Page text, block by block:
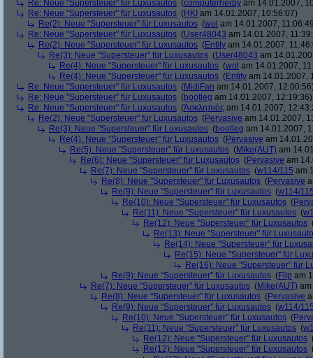
Re: Neue "Supersteuer" für Luxusautos (computerherby am 14.01.2007,
Re: Neue "Supersteuer" für Luxusautos (HKI am 14.01.2007, 10:56:07)
Re(2): Neue "Supersteuer" für Luxusautos (wol am 14.01.2007,
Re: Neue "Supersteuer" für Luxusautos (User48043 am 14.01.2007,
Re(2): Neue "Supersteuer" für Luxusautos (Entity am 14.01.2007,
Re(3): Neue "Supersteuer" für Luxusautos (User48043 am
Re(4): Neue "Supersteuer" für Luxusautos (wol am 14.01.2007,
Re(4): Neue "Supersteuer" für Luxusautos (Entity am 14.01.2007,
Re: Neue "Supersteuer" für Luxusautos (MidiFan am 14.01.2007,
Re: Neue "Supersteuer" für Luxusautos (bootleg am 14.01.2007, 12:19:36)
Re: Neue "Supersteuer" für Luxusautos (Ἀσκληπιός am 14.01.2007,
Re(2): Neue "Supersteuer" für Luxusautos (Pervasive am 14.01.2007,
Re(3): Neue "Supersteuer" für Luxusautos (bootleg am 14.01.2007,
Re(4): Neue "Supersteuer" für Luxusautos (Pervasive am
Re(5): Neue "Supersteuer" für Luxusautos (Mike(AUT) am
Re(6): Neue "Supersteuer" für Luxusautos (Pervasive am
Re(7): Neue "Supersteuer" für Luxusautos (w114/115 am
Re(8): Neue "Supersteuer" für Luxusautos (Pervasive
Re(9): Neue "Supersteuer" für Luxusautos (w114/
Re(10): Neue "Supersteuer" für Luxusautos (
Re(11): Neue "Supersteuer" für Luxusautos (
Re(12): Neue "Supersteuer" für Luxusautos
Re(13): Neue "Supersteuer" für
Re(14): Neue "Supersteuer" für
Re(15): Neue "Supersteuer" für
Re(16): Neue "Supersteuer" für
Re(9): Neue "Supersteuer" für Luxusautos (Flip am
Re(7): Neue "Supersteuer" für Luxusautos (Mike(AUT)
Re(8): Neue "Supersteuer" für Luxusautos (Pervasive
Re(9): Neue "Supersteuer" für Luxusautos (w114/
Re(10): Neue "Supersteuer" für Luxusautos (
Re(11): Neue "Supersteuer" für Luxusautos (
Re(12): Neue "Supersteuer" für Luxusautos
Re(12): Neue "Supersteuer" für Luxusautos